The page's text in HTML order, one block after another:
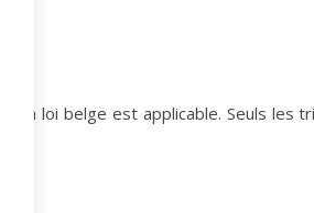
la loi belge est applicable. Seuls les